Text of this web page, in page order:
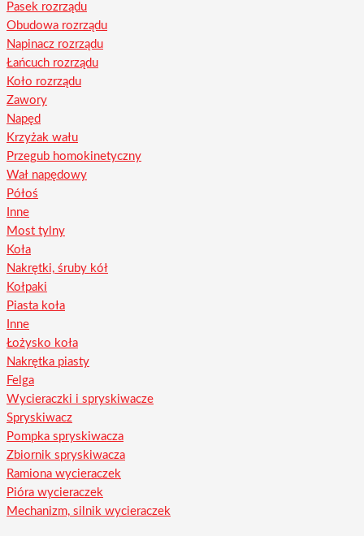
Pasek rozrządu
Obudowa rozrządu
Napinacz rozrządu
Łańcuch rozrządu
Koło rozrządu
Zawory
Napęd
Krzyżak wału
Przegub homokinetyczny
Wał napędowy
Półoś
Inne
Most tylny
Koła
Nakrętki, śruby kół
Kołpaki
Piasta koła
Inne
Łożysko koła
Nakrętka piasty
Felga
Wycieraczki i spryskiwacze
Spryskiwacz
Pompka spryskiwacza
Zbiornik spryskiwacza
Ramiona wycieraczek
Pióra wycieraczek
Mechanizm, silnik wycieraczek